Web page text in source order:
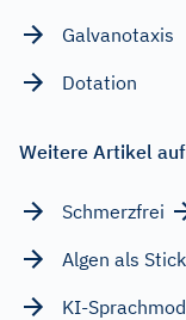
Galvanotaxis
Dotation
Weitere Artikel
Schmerzfrei
Algen als
KI-